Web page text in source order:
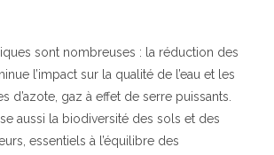
sont nombreuses : la réduction des
l’impact sur la qualité de l’eau et les
d’azote, gaz à effet de serre puissants.
aussi la biodiversité des sols et des
essentiels à l’équilibre des